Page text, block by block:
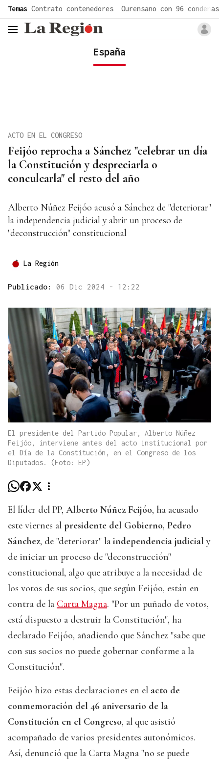
Temas Contrato contenedores Ourensano con 96 condenas
header.menu.open
España
Feijóo reprocha a Sánchez "celebrar un día
la Constitución y despreciarla o
conculcarla" el resto del año
ACTO EN EL CONGRESO
Alberto Núñez Feijóo acusó a Sánchez de "deteriorar"
la independencia judicial y abrir un proceso de
"deconstrucción" constitucional
La Región
Publicado: 06 Dic 2024 - 12:22
El presidente del Partido Popular, Alberto Núñez
Feijóo, interviene antes del acto institucional por
el Día de la Constitución, en el Congreso de los
Diputados. (Foto: EP)
El líder del PP, Alberto Núñez Feijóo, ha acusado
este viernes al presidente del Gobierno, Pedro
Sánchez, de "deteriorar" la independencia judicial y
de iniciar un proceso de "deconstrucción"
constitucional, algo que atribuye a la necesidad de
los votos de sus socios, que según Feijóo, están en
contra de la Carta Magna. "Por un puñado de votos,
está dispuesto a destruir la Constitución", ha
declarado Feijóo, añadiendo que Sánchez "sabe que
con sus socios no puede gobernar conforme a la
Constitución".
Feijóo hizo estas declaraciones en el acto de
conmemoración del 46 aniversario de la
Constitución en el Congreso, al que asistió
acompañado de varios presidentes autonómicos.
Así, denunció que la Carta Magna "no se puede